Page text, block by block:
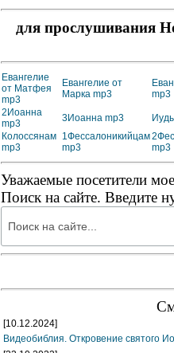
для прослушивания
Евангелие
от Матфея
mp3
Евангелие от
Марка mp3
mp3
2Иоанна
mp3
3Иоанна mp3
Колоссянам
mp3
1Фессалоникийцам
mp3
mp3
Уважаемые посетители
Поиск на сайте. Введите
[10.12.2024]
Видеобиблия. Откровение святого